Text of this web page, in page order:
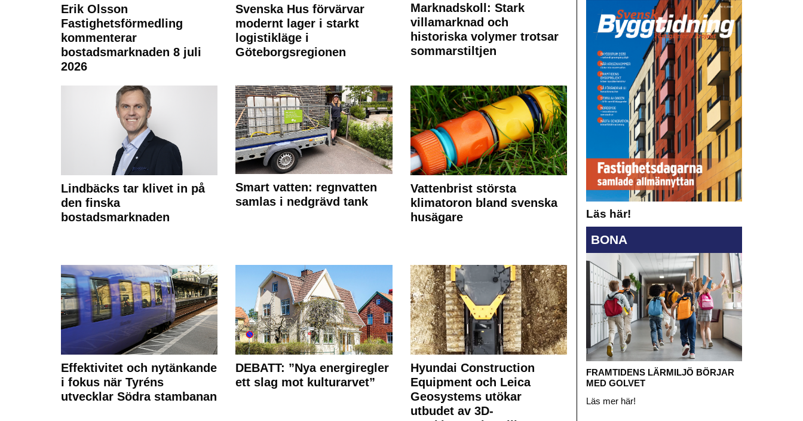
Erik Olsson
Fastighetsförmedling
kommenterar
bostadsmarknaden 8 juli
2026
Svenska Hus förvärvar
modernt lager i starkt
logistikläge i
Göteborgsregionen
Marknadskoll: Stark
villamarknad och
historiska volymer trotsar
sommarstiltjen
Lindbäcks tar klivet in på
den finska
bostadsmarknaden
Smart vatten: regnvatten
samlas i nedgrävd tank
Vattenbrist största
klimatoron bland svenska
husägare
Effektivitet och nytänkande
i fokus när Tyréns
utvecklar Södra stambanan
DEBATT: ”Nya energiregler
ett slag mot kulturarvet”
Hyundai Construction
Equipment och Leica
Geosystems utökar
utbudet av 3D-
Läs här!
BONA
FRAMTIDENS LÄRMILJÖ BÖRJAR
MED GOLVET
Läs mer här!